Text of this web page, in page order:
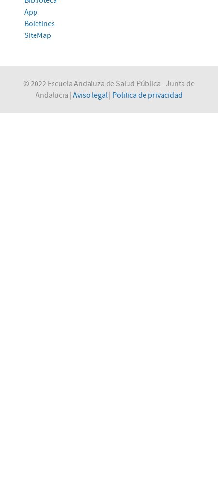
App
Boletines
SiteMap
© 2022 Escuela Andaluza de Salud Pública - Junta de
Andalucia | Aviso legal Politica de privacidad